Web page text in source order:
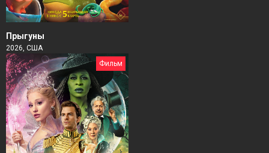
Прыгуны
2026, США
Фильм